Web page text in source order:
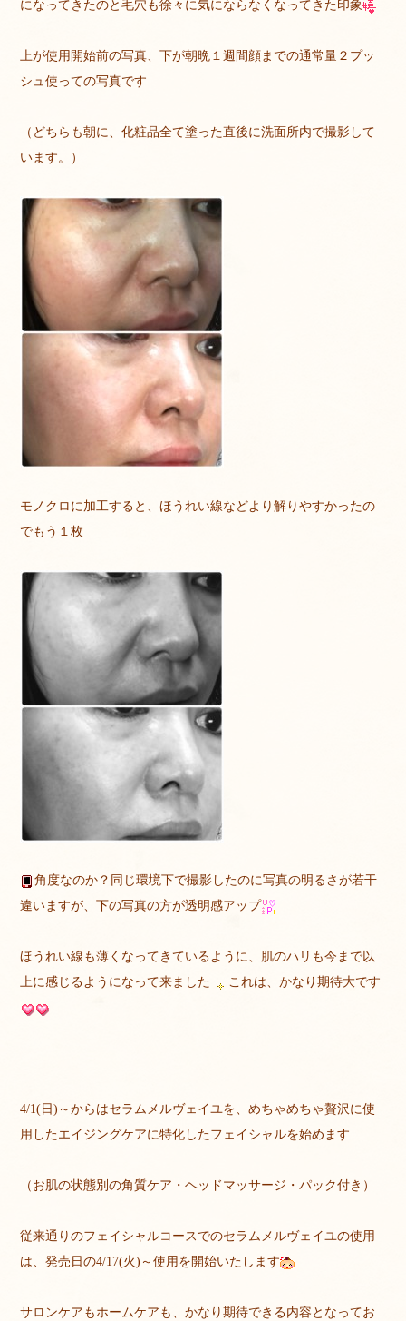
になってきたのと毛穴も徐々に気にならなくなってきた印象
上が使用開始前の写真、下が朝晩１週間顔までの通常量２プッ
シュ使っての写真です
（どちらも朝に、化粧品全て塗った直後に洗面所内で撮影して
います。）
モノクロに加工すると、ほうれい線などより解りやすかったの
でもう１枚
角度なのか？同じ環境下で撮影したのに写真の明るさが若干
違いますが、下の写真の方が透明感アップ
ほうれい線も薄くなってきているように、肌のハリも今まで以
上に感じるようになって来ました
これは、かなり期待大です
4/1(日)～からはセラムメルヴェイユを、めちゃめちゃ贅沢に使
用したエイジングケアに特化したフェイシャルを始めます
（お肌の状態別の角質ケア・ヘッドマッサージ・パック付き）
従来通りのフェイシャルコースでのセラムメルヴェイユの使用
は、発売日の4/17(火)～使用を開始いたします
サロンケアもホームケアも、かなり期待できる内容となってお